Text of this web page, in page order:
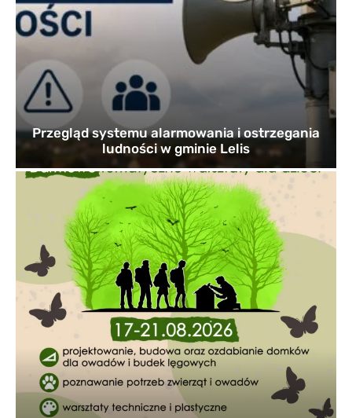
Przegląd systemu alarmowania i ostrzegania
ludności w gminie Lelis